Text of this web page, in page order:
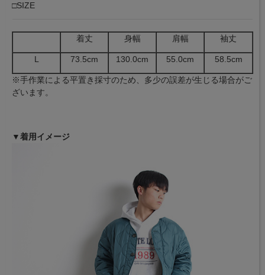
□SIZE
着丈 身幅 肩幅 袖丈
L 73.5cm 130.0cm 55.0cm 58.5cm
※手作業による平置き採寸のため、多少の誤差が生じる場合がご
ざいます。
▼着用イメージ